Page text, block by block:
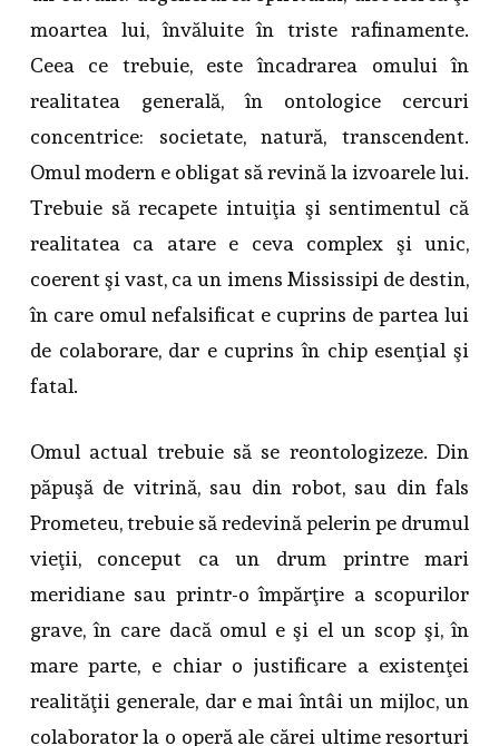
moartea lui, învăluite în triste rafinamente.
Ceea ce trebuie, este încadrarea omului în
realitatea generală, în ontologice cercuri
concentrice: societate, natură, transcendent.
Omul modern e obligat să revină la izvoarele lui.
Trebuie să recapete intuiţia şi sentimentul că
realitatea ca atare e ceva complex şi unic,
coerent şi vast, ca un imens Mississipi de destin,
în care omul nefalsificat e cuprins de partea lui
de colaborare, dar e cuprins în chip esenţial şi
fatal.
Omul actual trebuie să se reontologizeze. Din
păpuşă de vitrină, sau din robot, sau din fals
Prometeu, trebuie să redevină pelerin pe drumul
vieţii, conceput ca un drum printre mari
meridiane sau printr-o împărţire a scopurilor
grave, în care dacă omul e şi el un scop şi, în
mare parte, e chiar o justificare a existenţei
realităţii generale, dar e mai întâi un mijloc, un
colaborator la o operă ale cărei ultime resorturi